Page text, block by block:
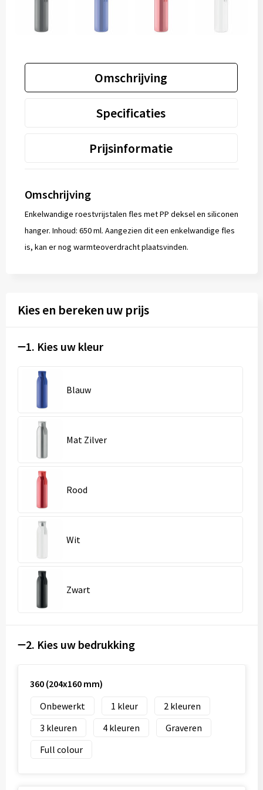
Omschrijving
Specificaties
Prijsinformatie
Omschrijving
Enkelwandige roestvrijstalen fles met PP deksel en siliconen
hanger. Inhoud: 650 ml. Aangezien dit een enkelwandige fles
is, kan er nog warmteoverdracht plaatsvinden.
Kies en bereken uw prijs
1. Kies uw kleur
Blauw
Mat Zilver
Rood
Wit
Zwart
2. Kies uw bedrukking
360 (204x160 mm)
Onbewerkt
1
2
3
4
Graveren
Full colour